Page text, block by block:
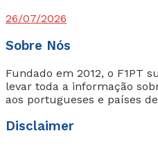
26/07/2026
Sobre Nós
Fundado em 2012, o F1PT
levar toda a informação
aos portugueses e países
Disclaimer